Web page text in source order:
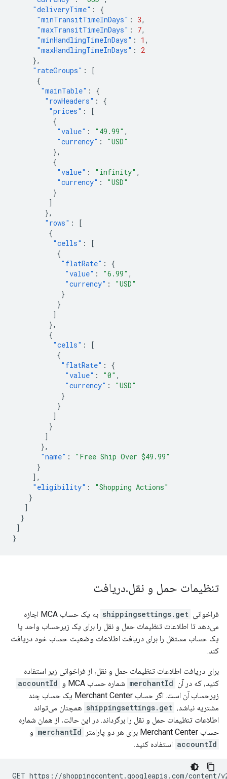
"deliveryTime" :
{
"minTransitTimeInDays" : 3,
"maxTransitTimeInDays" : 7,
"minHandlingTimeInDays" : 1 ,
"maxHandlingTimeInDays" :
2
},
"rateGroups" :
[
{
"mainTable" :
{
"rowHeaders" :
{
"prices" :
[
{
"value" : "49.99" ,
"currency" :
"USD"
},
{
"value" : "infinity" ,
"currency" :
"USD"
}
]
},
"rows" :
[
{
"cells" :
[
{
"flatRate" :
{
"value" : "6.99" ,
"currency" :
"USD"
}
}
]
},
{
"cells" :
[
{
"flatRate" :
{
"value" : "0" ,
"currency" :
"USD"
}
}
]
}
]
},
"name" :
"Free Ship Over $49.99"
}
],
"eligibility" :
"Shopping Actions"
}
]
}
]
}
تنظیمات حمل و نقل.دریافت
فراخوانی shippingsettings.get
به یک حساب MCA اجازه
می‌دهد تا اطلاعات تنظیمات حمل و نقل را برای یک زیرحساب واحد یا
یک حساب مستقل را برای دریافت اطلاعات وضعیت حساب خود دریافت
کند.
برای دریافت اطلاعات تنظیمات حمل و نقل، از فراخوانی زیر استفاده
کنید، که در آن merchantId شماره حساب MCA و
accountId
زیرحساب آن است. اگر حساب Merchant Center یک حساب چند
مشتریه نباشد، shippingsettings.get همچنان می‌تواند
اطلاعات تنظیمات حمل و نقل را برگرداند. در این حالت، از همان شماره
حساب Merchant Center برای هر دو پارامتر
merchantId و
accountId استفاده کنید.